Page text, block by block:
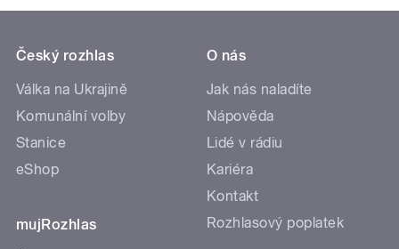
Český rozhlas
Válka na Ukrajině
Komunální volby
Stanice
eShop
mujRozhlas
O nás
Jak nás naladíte
Nápověda
Lidé v rádiu
Kariéra
Kontakt
Rozhlasový poplatek